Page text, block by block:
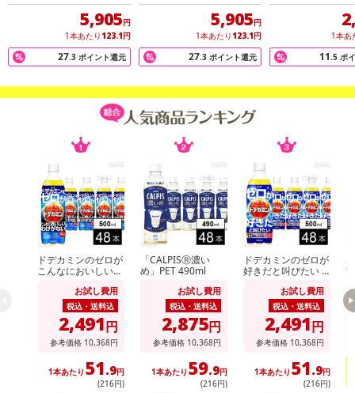
了することがございます。ご了承いただいたうえでお申し込みくだ
伝票番号がマイページに表示されない場合もございます。
【配送日時の指定について】
※配送日時の指定が可能な商品の場合、商品によってご指定できる
配送日、配送時間が異なる可能性がございます。
カート機能をご利用の場合は、配送日時指定をご利用いただけませ
発送日カレンダー
5,905円
1本あたり 123.1円
27.3 ポイント還元
5,905円
1本あたり 123.1円
27.3 ポイント還元
1本あ
11.5 ポ
ドデカミンのゼロが
こんなにおいしいわ
お試し費用
税込・送料込
2,491円
参考価格 10,368円
1本あたり 51.9円
(216円)
「CALPISⓇ濃い
め」PET 490ml
お試し費用
税込・送料込
2,875円
参考価格 10,368円
1本あたり 59.9円
(216円)
ドデカミンのゼロが
好きだと叫びたい P
お試し費用
税込・送料込
2,491円
参考価格 10,368円
1本あたり 51.9円
(216円)